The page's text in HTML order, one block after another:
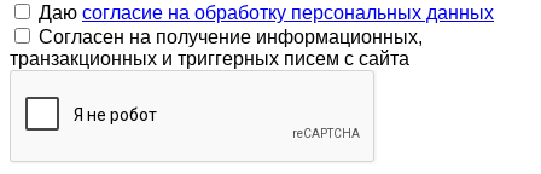
Даю согласие на обработку персональных данных
Согласен на получение информационных,
транзакционных и триггерных писем с сайта